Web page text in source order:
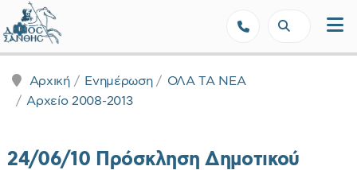
Αρχική Ενημέρωση
ΟΛΑ ΤΑ ΝΕΑ
Αρχείο 2008-2013
24/06/10 Πρόσκληση Δημοτικού